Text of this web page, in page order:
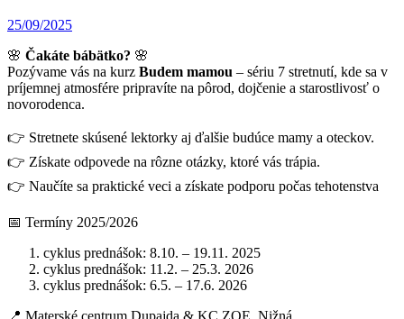
25/09/2025
🌸 Čakáte bábätko? 🌸
Pozývame vás na kurz Budem mamou – sériu 7 stretnutí, kde sa v
príjemnej atmosfére pripravíte na pôrod, dojčenie a starostlivosť o
novorodenca.
👉 Stretnete skúsené lektorky aj ďalšie budúce mamy a oteckov.
👉 Získate odpovede na rôzne otázky, ktoré vás trápia.
👉 Naučíte sa praktické veci a získate podporu počas tehotenstva
📅 Termíny 2025/2026
cyklus prednášok: 8.10. – 19.11. 2025
cyklus prednášok: 11.2. – 25.3. 2026
cyklus prednášok: 6.5. – 17.6. 2026
📍 Materské centrum Dupajda & KC ZOE, Nižná